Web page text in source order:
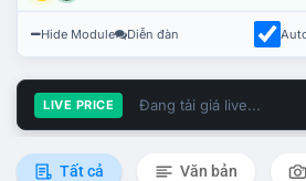
Hide Module Diễn đàn
LIVE PRICE Đang tải giá live...
Tất cả Văn bản